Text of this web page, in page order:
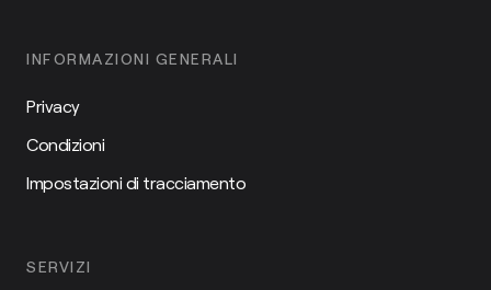
INFORMAZIONI GENERALI
Privacy
Condizioni
Impostazioni di tracciamento
SERVIZI